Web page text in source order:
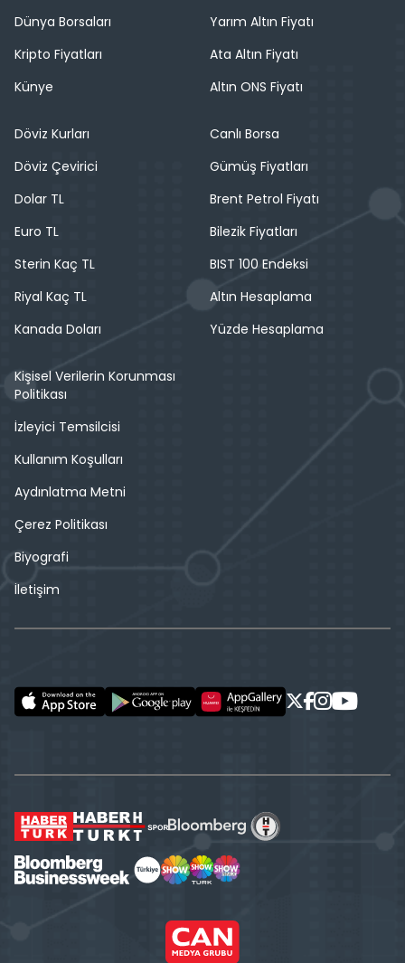
Dünya Borsaları
Kripto Fiyatları
Künye
Yarım Altın Fiyatı
Ata Altın Fiyatı
Altın ONS Fiyatı
Döviz Kurları
Döviz Çevirici
Dolar TL
Euro TL
Sterin Kaç TL
Riyal Kaç TL
Kanada Doları
Canlı Borsa
Gümüş Fiyatları
Brent Petrol Fiyatı
Bilezik Fiyatları
BIST 100 Endeksi
Altın Hesaplama
Yüzde Hesaplama
Kişisel Verilerin Korunması
Politikası
İzleyici Temsilcisi
Kullanım Koşulları
Aydınlatma Metni
Çerez Politikası
Biyografi
İletişim